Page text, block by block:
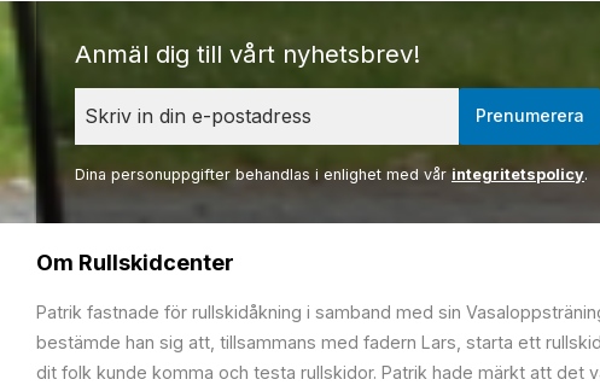
Anmäl dig till vårt nyhetsbrev!
Prenumerera
Dina personuppgifter behandlas i enlighet med vårintegritetspolicy.
Om Rullskidcenter
Patrik fastnade för rullskidåkning i samband med sin
bestämde han sig att, tillsammans med fadern Lars, starta ett
dit folk kunde komma och testa rullskidor. Patrik hade märkt att det